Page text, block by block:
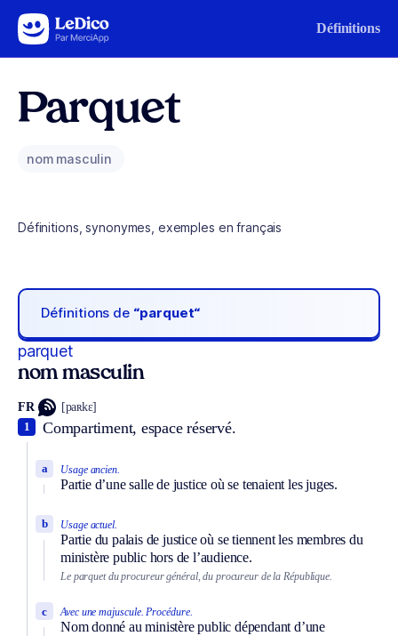
Aller au contenu Définitions
Parquet
nom masculin
Définitions, synonymes, exemples en français
Définitions de “parquet“
parquet
nom masculin
FR [paʀkɛ]
Compartiment, espace réservé.
1
Usage ancien.
Partie d’une salle de justice où se tenaient les juges.
a
Usage actuel.
Partie du palais de justice où se tiennent les membres du
ministère public hors de l’audience.
b
Le parquet du procureur général, du procureur de la République.
Avec une majuscule. Procédure.
Nom donné au ministère public dépendant d’une
c